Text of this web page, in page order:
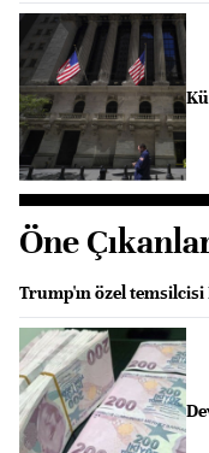
Öne
Trump'ın özel